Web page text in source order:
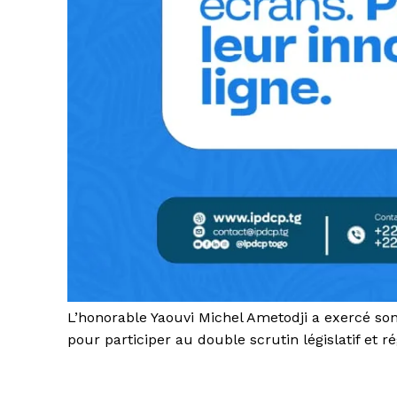
L’honorable Yaouvi Michel Ametodji a exercé
pour participer au double scrutin législatif et